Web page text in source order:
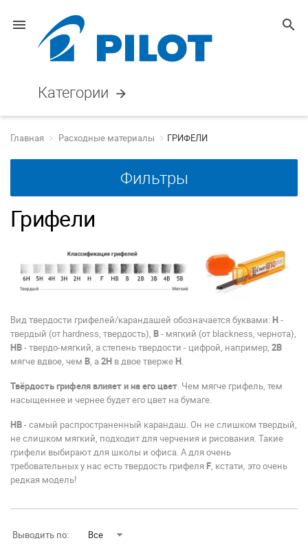
menu search
Категории arrow_forward
Главная Расходные материалы ГРИФЕЛИ
Фильтры
Грифели
Вид твердости грифелей/карандашей обозначается буквами: Н-
твердый (от hardness, твердость), В- мягкий (от blackness, чернота),
НВ- твердо-мягкий, а степень твердости - цифрой, например, 2B
мягче вдвое, чем В, а2H в двое тверже H.
Твёрдость грифеля влияет и на его цвет. Чем мягче грифель, тем
насыщеннее и чернее будет его цвет на бумаге.
HB- самый распространенный карандаш. Он не слишком твердый,
не слишком мягкий, подходит для черчения и рисования. Такие
грифели выбирают для школы и офиса. А для очень
требовательных у нас есть твердость грифеля F, кстати, это очень
редкая модель!
Выводить по: Все